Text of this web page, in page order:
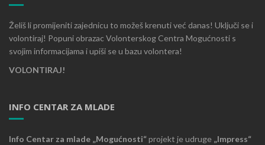
Želiš li promijeniti zajednicu to možeš krenuti već danas! Uključi se i
volontiraj! Popuni obrazac Volonterskog Centra Mogućnosti s
svojim informacijama i upiši se u bazu volontera!
VOLONTIRAJ!
INFO CENTAR ZA MLADE
Info Centar za mlade „Mogućnosti“projekt je udruge „Impress“